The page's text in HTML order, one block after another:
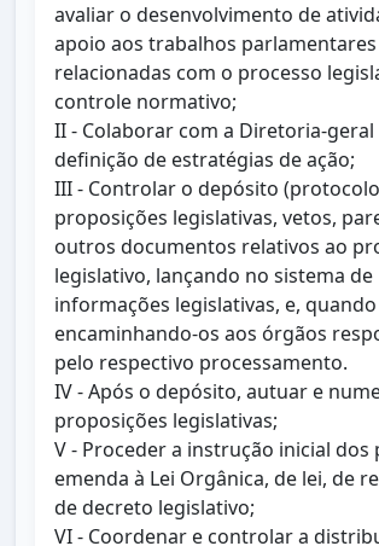
avaliar o desenvolvimento de
apoio aos trabalhos parlamentares
relacionadas com o processo
controle normativo;
II - Colaborar com a Diretoria-geral
definição de estratégias de ação;
III - Controlar o depósito
proposições legislativas, vetos,
outros documentos relativos ao
legislativo, lançando no sistema de
informações legislativas, e,
encaminhando-os aos órgãos
pelo respectivo processamento.
IV - Após o depósito, autuar e
proposições legislativas;
V - Proceder a instrução inicial dos
emenda à Lei Orgânica, de lei, de
de decreto legislativo;
VI - Coordenar e controlar a